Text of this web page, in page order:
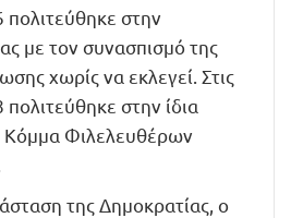
στην
με τον συνασπισμό της
χωρίς να εκλεγεί. Στις
στην ίδια
Κόμμα Φιλελευθέρων
της Δημοκρατίας, ο